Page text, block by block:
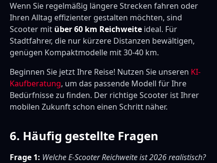
Wenn Sie regelmäßig längere Strecken fahren oder
Ihren Alltag effizienter gestalten möchten, sind
Scooter mit über 60 km Reichweite ideal. Für
Stadtfahrer, die nur kürzere Distanzen bewältigen,
genügen Kompaktmodelle mit 30-40 km.
Beginnen Sie jetzt Ihre Reise! Nutzen Sie unseren KI-
Kaufberatung, um das passende Modell für Ihre
Bedürfnisse zu finden. Der richtige Scooter ist Ihrer
mobilen Zukunft schon einen Schritt näher.
6. Häufig gestellte Fragen
Frage 1: Welche E-Scooter Reichweite ist 2026 realistisch?